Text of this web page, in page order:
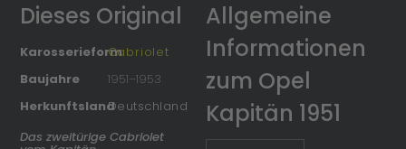
Dieses Original
KarosserieformCabriolet
Baujahre
1951–1953
HerkunftslandDeutschland
Das zweitürige Cabriolet
Allgemeine
Informationen
zum Opel
Kapitän 1951